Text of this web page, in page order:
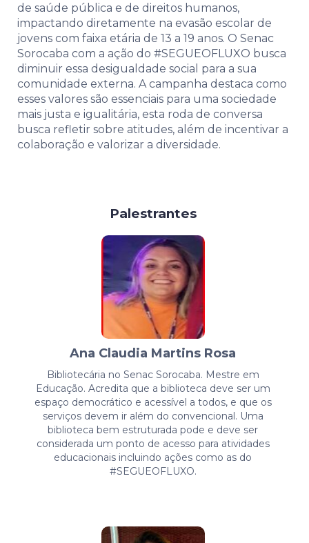
de saúde pública e de direitos humanos,
impactando diretamente na evasão escolar de
jovens com faixa etária de 13 a 19 anos. O Senac
Sorocaba com a ação do #SEGUEOFLUXO busca
diminuir essa desigualdade social para a sua
comunidade externa. A campanha destaca como
esses valores são essenciais para uma sociedade
mais justa e igualitária, esta roda de conversa
busca refletir sobre atitudes, além de incentivar a
colaboração e valorizar a diversidade.
Palestrantes
Ana Claudia Martins Rosa
Bibliotecária no Senac Sorocaba. Mestre em
Educação. Acredita que a biblioteca deve ser um
espaço democrático e acessível a todos, e que os
serviços devem ir além do convencional. Uma
biblioteca bem estruturada pode e deve ser
considerada um ponto de acesso para atividades
educacionais incluindo ações como as do
#SEGUEOFLUXO.